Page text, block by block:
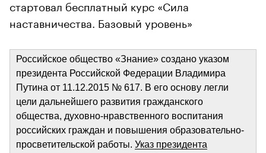
стартовал бесплатный курс «Сила
наставничества. Базовый уровень»
Российское общество «Знание» создано указом
президента Российской Федерации Владимира
Путина от 11.12.2015 № 617. В его основу легли
цели дальнейшего развития гражданского
общества, духовно-нравственного воспитания
российских граждан и повышения образовательно-
просветительской работы. Указ президента